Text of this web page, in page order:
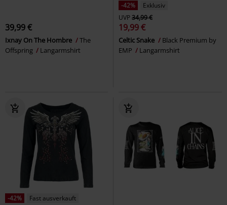
39,99 €
Ixnay On The Hombre
The
Offspring
Langarmshirt
-42%
Exklusiv
UVP34,99 €
19,99 €
Celtic Snake
Black Premium by
EMP
Langarmshirt
-42%
Fast ausverkauft